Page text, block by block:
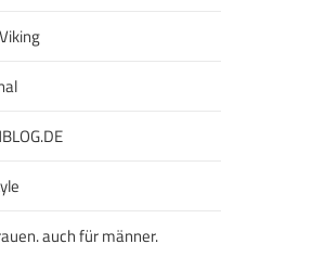
auch für männer.